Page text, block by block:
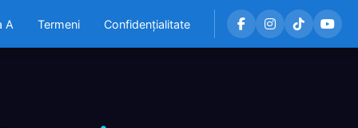
A Termeni Confidențialitate